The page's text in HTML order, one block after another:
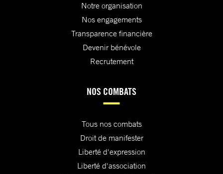
Notre organisation
Nos engagements
Transparence financière
Devenir bénévole
Recrutement
NOS COMBATS
Tous nos combats
Droit de manifester
Liberté d'expression
Liberté d'association